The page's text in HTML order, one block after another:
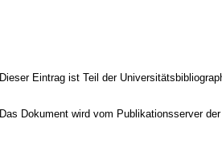
Dieser Eintrag ist Teil der
Das Dokument wird vom Publikationsserver